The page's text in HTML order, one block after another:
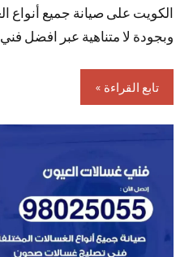
الكويت على صيانة جميع أنواع
وبجودة لا متناهية عبر افضل
تابع القراءة